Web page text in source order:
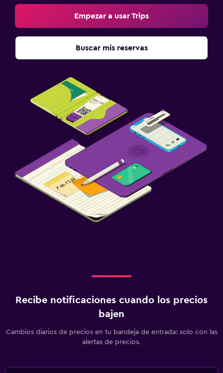
Empezar a usar Trips
Buscar mis reservas
Recibe notificaciones cuando los precios
bajen
Cambios diarios de precios en tu bandeja de entrada: solo con las
alertas de precios.